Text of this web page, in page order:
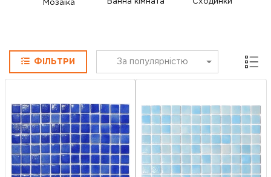
Мозаїка
ФІЛЬТРИ За популярністю Сітка